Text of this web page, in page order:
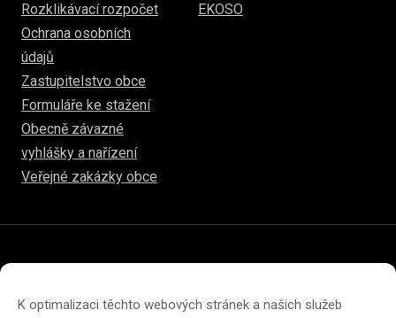
K optimalizaci těchto webových stránek a našich služeb
Rozklikávací rozpočet
Ochrana osobních
údajů
Zastupitelstvo obce
Formuláře ke stažení
Obecně závazné
vyhlášky a nařízení
Veřejné zakázky obce
EKOSO
Prohlášení o přístupnosti
Prohlášení o ochraně soukromí